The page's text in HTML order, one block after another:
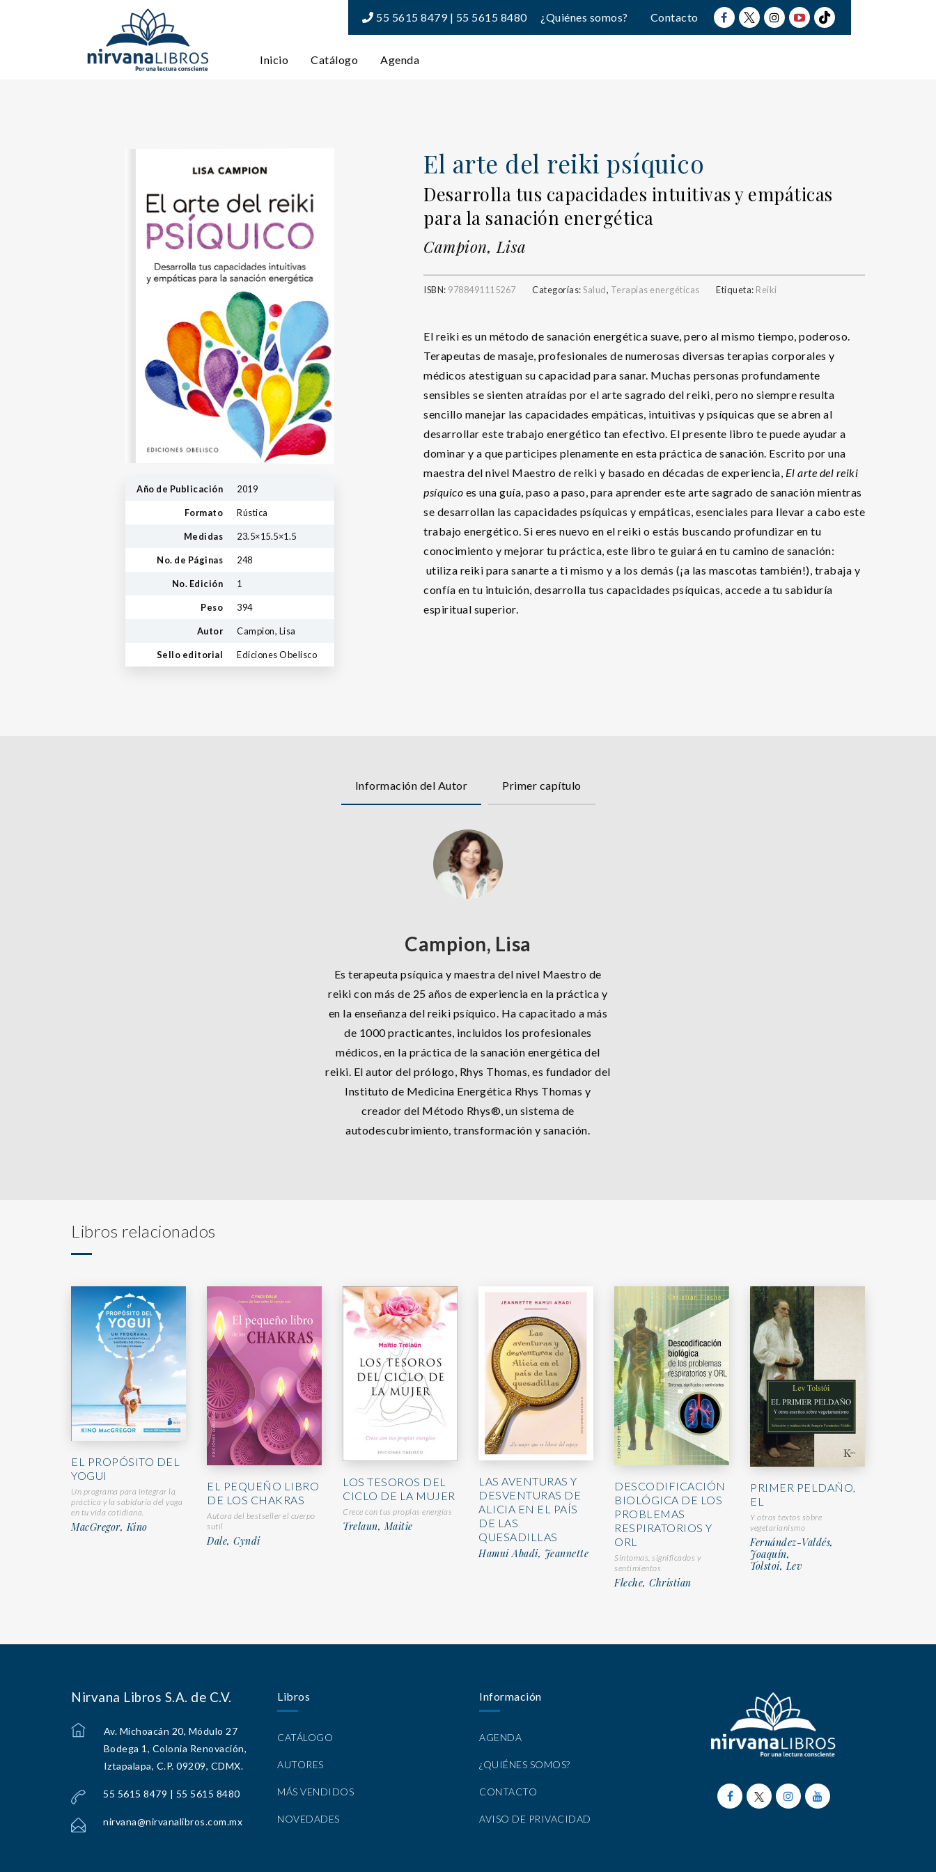
55 5615 8479 | 55 5615 8480 ¿Quiénes somos? Contacto
Inicio Catálogo Agenda
Año de Publicación 2019
Formato Rústica
Medidas 23.5×15.5×1.5
No. de Páginas 248
No. Edición 1
Peso 394
Autor Campion, Lisa
Sello editorial Ediciones Obelisco
El arte del reiki psíquico
Desarrolla tus capacidades intuitivas y empáticas
para la sanación energética
Campion, Lisa
ISBN: 9788491115267 Categorías:Salud, Terapias energéticas Etiqueta: Reiki
El reiki es un método de sanación energética suave, pero al mismo tiempo, poderoso.
Terapeutas de masaje, profesionales de numerosas diversas terapias corporales y
médicos atestiguan su capacidad para sanar. Muchas personas profundamente
sensibles se sienten atraídas por el arte sagrado del reiki, pero no siempre resulta
sencillo manejar las capacidades empáticas, intuitivas y psíquicas que se abren al
desarrollar este trabajo energético tan efectivo. El presente libro te puede ayudar a
dominar y a que participes plenamente en esta práctica de sanación. Escrito por una
maestra del nivel Maestro de reiki y basado en décadas de experiencia, El arte del reiki
psíquico es una guía, paso a paso, para aprender este arte sagrado de sanación mientras
se desarrollan las capacidades psíquicas y empáticas, esenciales para llevar a cabo este
trabajo energético. Si eres nuevo en el reiki o estás buscando profundizar en tu
conocimiento y mejorar tu práctica, este libro te guiará en tu camino de sanación:
utiliza reiki para sanarte a ti mismo y a los demás (¡a las mascotas también!), trabaja y
confía en tu intuición, desarrolla tus capacidades psíquicas, accede a tu sabiduría
espiritual superior.
Información del Autor Primer capítulo
Campion, Lisa
Es terapeuta psíquica y maestra del nivel Maestro de
reiki con más de 25 años de experiencia en la práctica y
en la enseñanza del reiki psíquico. Ha capacitado a más
de 1000 practicantes, incluidos los profesionales
médicos, en la práctica de la sanación energética del
reiki. El autor del prólogo, Rhys Thomas, es fundador del
Instituto de Medicina Energética Rhys Thomas y
creador del Método Rhys®, un sistema de
autodescubrimiento, transformación y sanación.
Libros relacionados
EL PROPÓSITO DEL
YOGUI
Un programa para integrar la
práctica y la sabiduría del yoga
en tu vida cotidiana.
MacGregor, Kino
EL PEQUEÑO LIBRO
DE LOS CHAKRAS
Autora del bestseller el cuerpo
sutil
Dale, Cyndi
LOS TESOROS DEL
CICLO DE LA MUJER
Crece con tus propias energías
Trelaun, Maitie
LAS AVENTURAS Y
DESVENTURAS DE
ALICIA EN EL PAÍS
DE LAS
QUESADILLAS
Hamui Abadi, Jeannette
DESCODIFICACIÓN
BIOLÓGICA DE LOS
PROBLEMAS
RESPIRATORIOS Y
ORL
Síntomas, significados y
sentimientos
Fleche, Christian
PRIMER PELDAÑO,
EL
Y otros textos sobre
vegetarianismo
Fernández-Valdés,
Joaquín,
Tolstoi, Lev
Nirvana Libros S.A. de C.V.
Av. Michoacán 20, Módulo 27
Bodega 1, Colonia Renovación,
Iztapalapa, C.P. 09209, CDMX.
55 5615 8479 | 55 5615 8480
nirvana@nirvanalibros.com.mx
Libros
CATÁLOGO
AUTORES
MÁS VENDIDOS
NOVEDADES
Información
AGENDA
¿QUIÉNES SOMOS?
CONTACTO
AVISO DE PRIVACIDAD